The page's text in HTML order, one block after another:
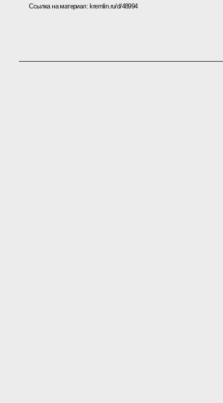
Ссылка на материал: kremlin.ru/d/48994